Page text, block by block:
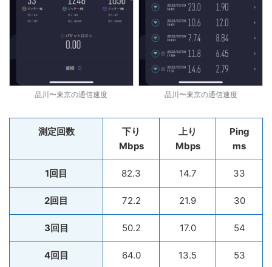
品川〜東京の通信速度 品川〜東京の通信速度
測定回数
下り
Mbps
上り
Mbps
Ping
ms
1回目 82.3 14.7 33
2回目 72.2 21.9 30
3回目 50.2 17.0 54
4回目 64.0 13.5 53